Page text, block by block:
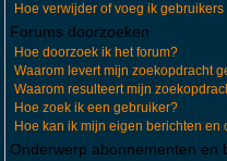
Hoe verwijder of voeg ik
Forums doorzoeken
Hoe doorzoek ik het forum?
Waarom levert mijn zoekopdracht
Waarom resulteert mijn
Hoe zoek ik een gebruiker?
Hoe kan ik mijn eigen berichten
Onderwerp abonnementen en